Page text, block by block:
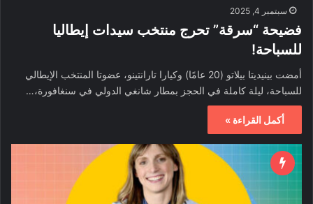
سبتمبر 4, 2025
فضيحة “سرقة” تحرج منتخب سيدات إيطاليا
للسباحة!
أمضت بينيديتا بيلاتو (20 عامًا) وكيارا تارانتينو، عضوتا المنتخب الإيطالي
للسباحة، ليلة كاملة في الحجز بمطار شانغي الدولي في سنغافورة،…
أكمل القراءة »